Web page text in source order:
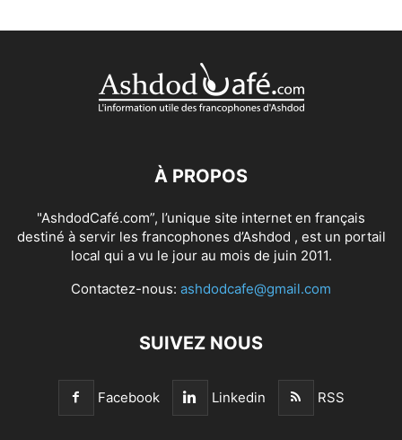
À PROPOS
"AshdodCafé.com”, l’unique site internet en français
destiné à servir les francophones d’Ashdod , est un portail
local qui a vu le jour au mois de juin 2011.
Contactez-nous: ashdodcafe@gmail.com
SUIVEZ NOUS
Facebook Linkedin RSS